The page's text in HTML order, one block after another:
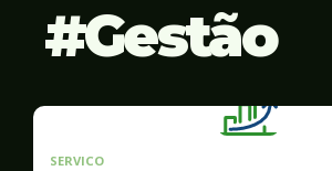
Gestão
SERVICO